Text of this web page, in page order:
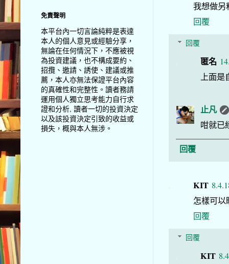
我想做另
回覆
回覆
匿名
上面是
止凡
咁就已
回覆
KIT
怎樣可以
回覆
回覆
KIT
免責聲明
本平台內一切言論純粹是表達
本人的個人意見或經驗分享，
無論在任何情況下，不應被視
為投資建議，也不構成要約、
招攬、邀請、誘使、建議或推
薦，本人亦無法保證平台內容
的真確性和完整性。讀者務請
運用個人獨立思考能力自行求
證和分析, 讀者一切的投資決定
以及該投資決定引致的收益或
損失，概與本人無涉。